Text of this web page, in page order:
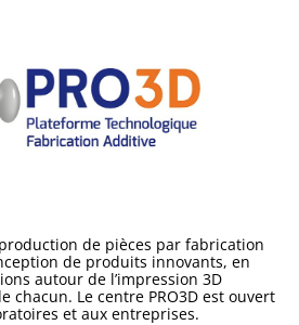
de pièces par fabrication
de produits innovants, en
autour de l’impression 3D
chacun. Le centre PRO3D est ouvert
et aux entreprises.